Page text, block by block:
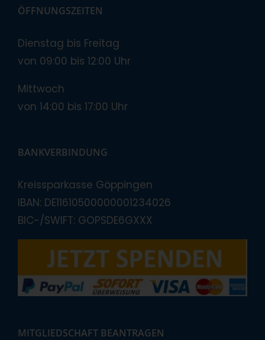
ÖFFNUNGSZEITEN
Dienstag bis Freitag
von 09:00 bis 12:00 Uhr
Mittwoch
von 14:00 bis 17:00 Uhr
BANKVERBINDUNG
Kreissparkasse Göppingen
IBAN: DE11610500000001234026
BIC-/SWIFT: GOPSDE6GXXX
MITGLIEDSCHAFT BEANTRAGEN